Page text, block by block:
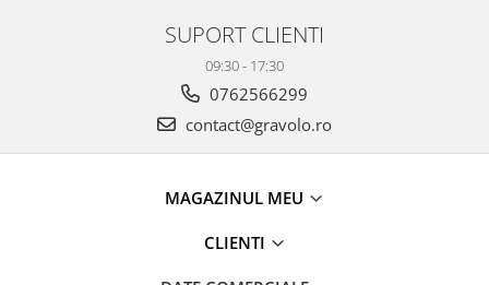
SUPORT CLIENTI
09:30 - 17:30
0762566299
contact@gravolo.ro
MAGAZINUL MEU
CLIENTI